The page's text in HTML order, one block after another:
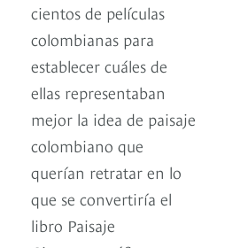
cientos de películas
colombianas para
establecer cuáles de
ellas representaban
mejor la idea de paisaje
colombiano que
querían retratar en lo
que se convertiría el
libro Paisaje